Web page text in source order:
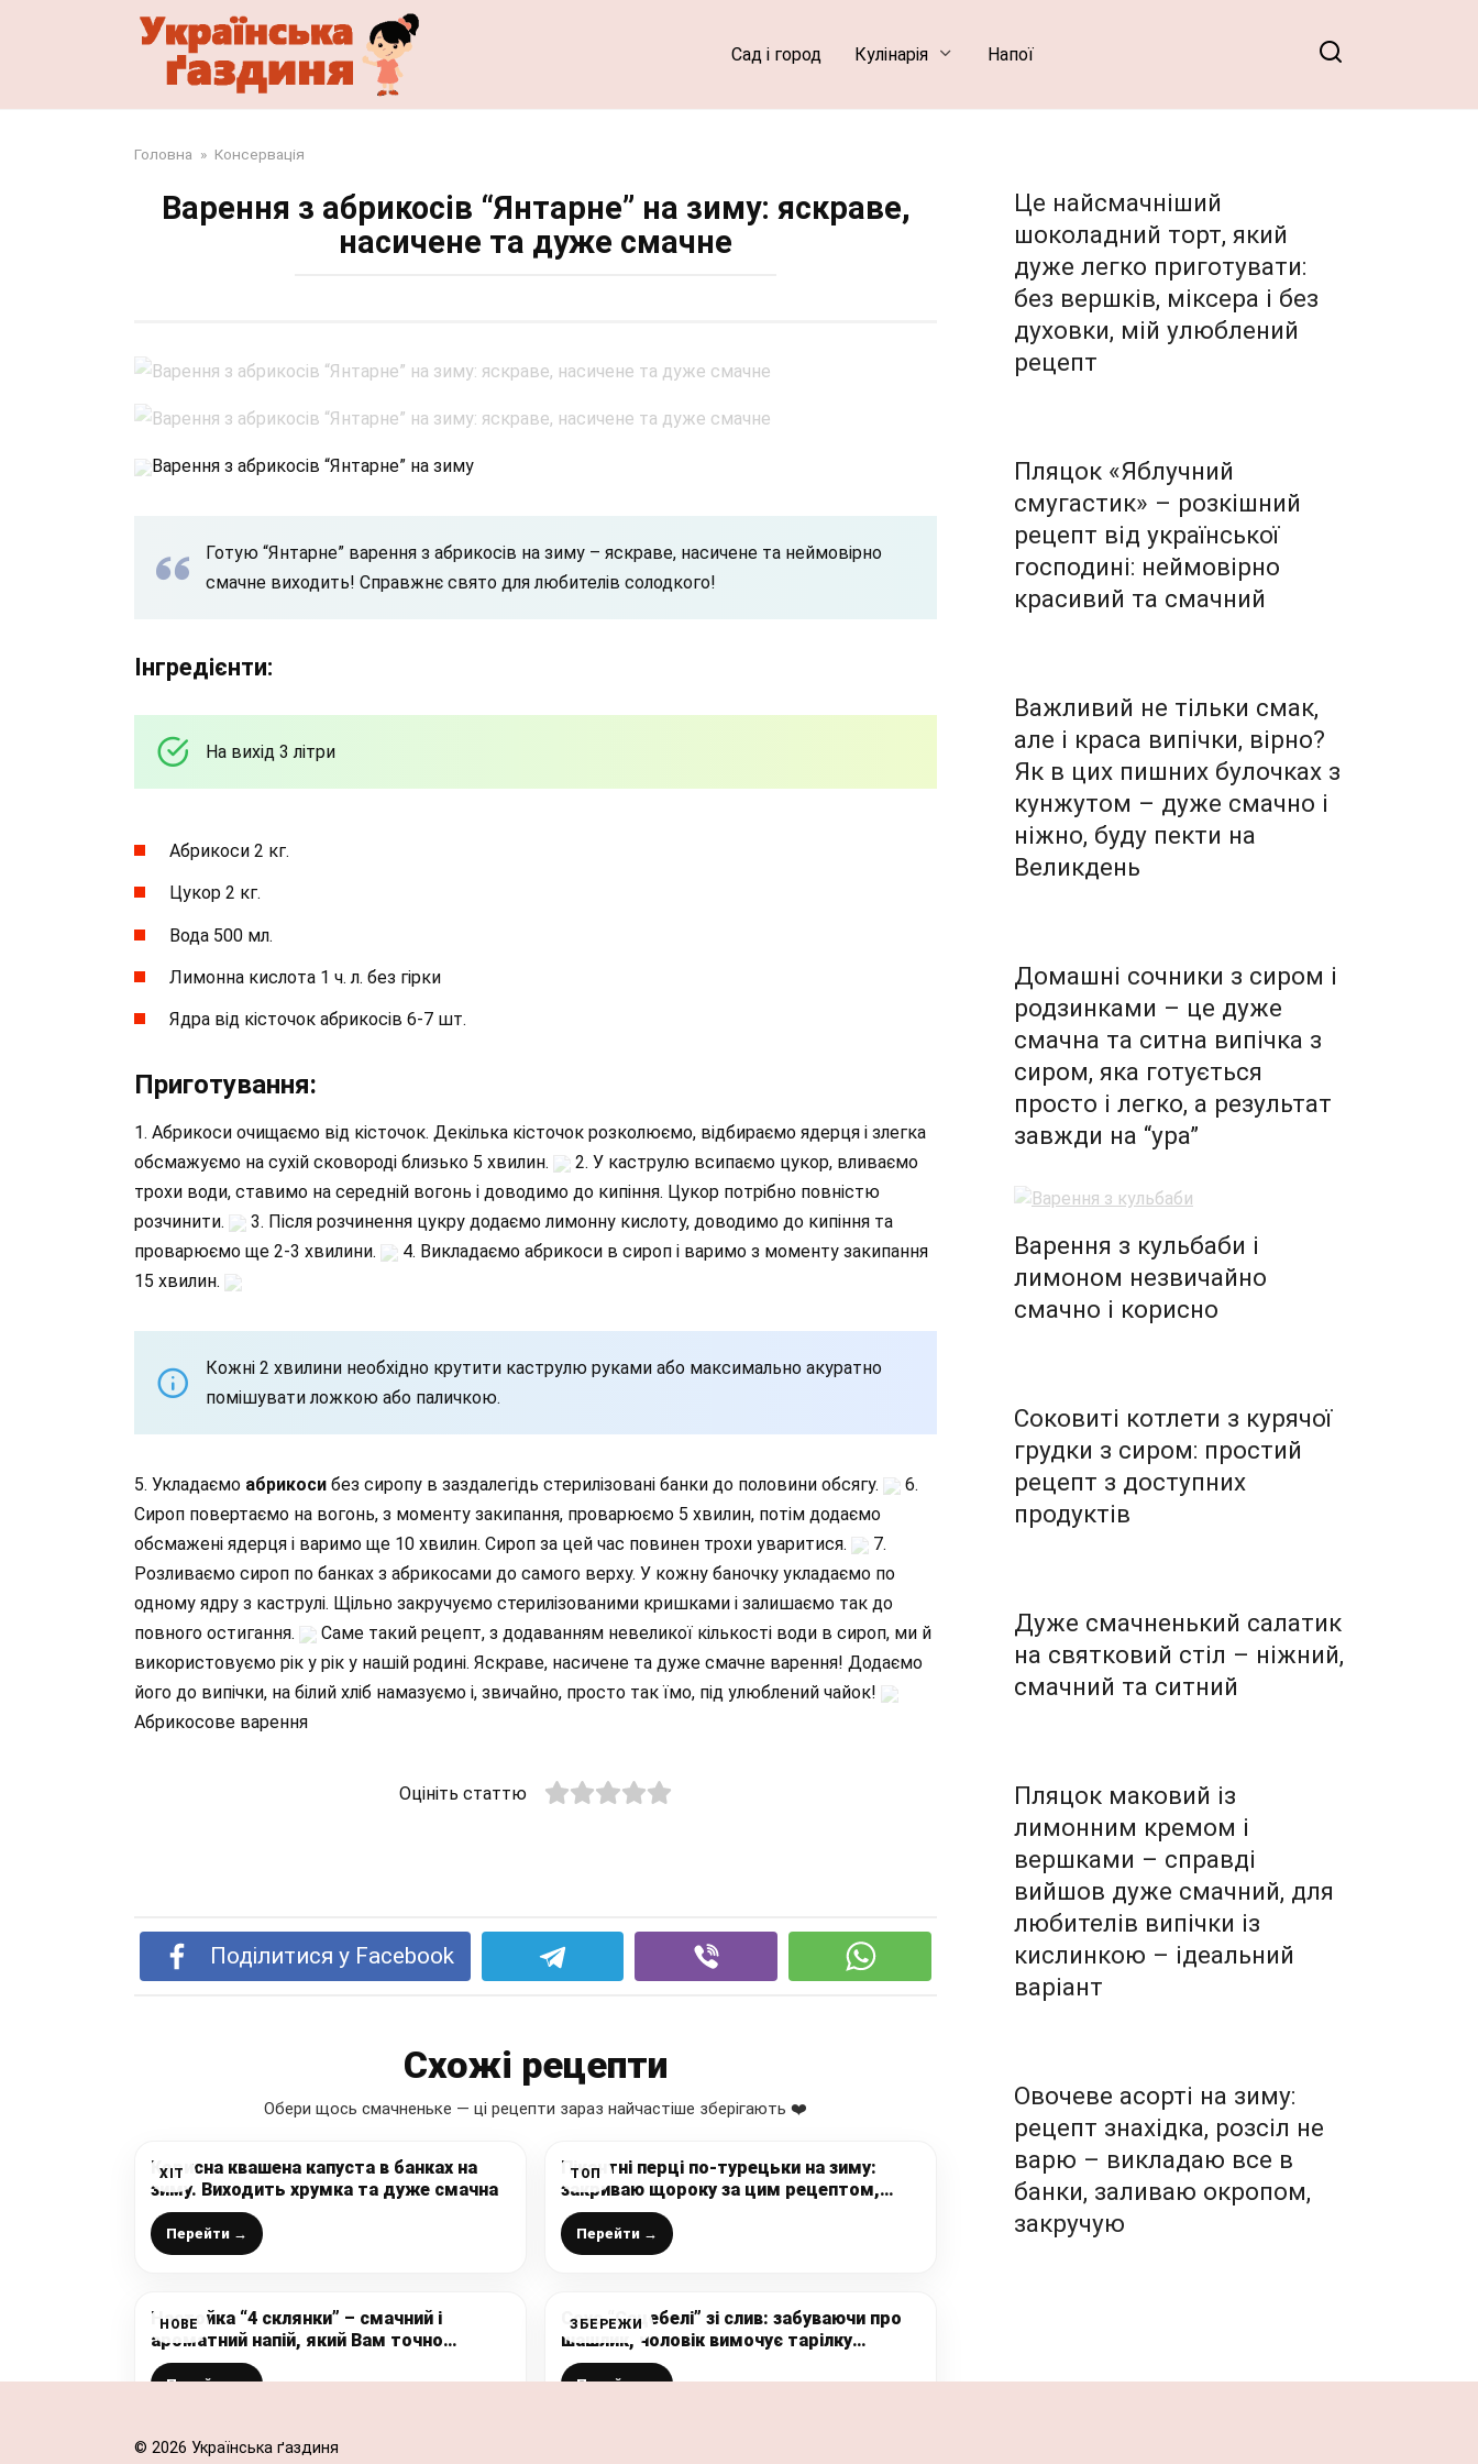
Сад і город Кулінарія Напої
Головна » Консервація
Варення з абрикосів “Янтарне” на зиму: яскраве,
насичене та дуже смачне
Варення з абрикосів “Янтарне” на зиму
Готую “Янтарне” варення з абрикосів на зиму – яскраве, насичене та неймовірно
смачне виходить! Справжнє свято для любителів солодкого!
Інгредієнти:
На вихід 3 літри
Абрикоси 2 кг.
Цукор 2 кг.
Вода 500 мл.
Лимонна кислота 1 ч. л. без гірки
Ядра від кісточок абрикосів 6-7 шт.
Приготування:
1. Абрикоси очищаємо від кісточок. Декілька кісточок розколюємо, відбираємо ядерця і злегка
обсмажуємо на сухій сковороді близько 5 хвилин.
2. У каструлю всипаємо цукор, вливаємо
трохи води, ставимо на середній вогонь і доводимо до кипіння. Цукор потрібно повністю
розчинити.
3. Після розчинення цукру додаємо лимонну кислоту, доводимо до кипіння та
проварюємо ще 2-3 хвилини.
4. Викладаємо абрикоси в сироп і варимо з моменту закипання
15 хвилин.
Кожні 2 хвилини необхідно крутити каструлю руками або максимально акуратно
помішувати ложкою або паличкою.
5. Укладаємо абрикоси без сиропу в заздалегідь стерилізовані банки до половини обсягу.
6.
Сироп повертаємо на вогонь, з моменту закипання, проварюємо 5 хвилин, потім додаємо
обсмажені ядерця і варимо ще 10 хвилин. Сироп за цей час повинен трохи уваритися.
7.
Розливаємо сироп по банках з абрикосами до самого верху. У кожну баночку укладаємо по
одному ядру з каструлі. Щільно закручуємо стерилізованими кришками і залишаємо так до
повного остигання.
Саме такий рецепт, з додаванням невеликої кількості води в сироп, ми й
використовуємо рік у рік у нашій родині. Яскраве, насичене та дуже смачне варення! Додаємо
його до випічки, на білий хліб намазуємо і, звичайно, просто так їмо, під улюблений чайок!
Абрикосове варення
Оцініть статтю
Поділитися у Facebook
Схожі рецепти
Обери щось смачненьке — ці рецепти зараз найчастіше зберігають ❤️
ХІТ
Корисна квашена капуста в банках на
зиму. Виходить хрумка та дуже смачна
Перейти →
ТОП
Пікантні перці по-турецьки на зиму:
закриваю щороку за цим рецептом,
виходить неймовірно смачна заготовка,
яка прикрасить будь-який стіл
Перейти →
НОВЕ
Настойка “4 склянки” – смачний і
ароматний напій, який Вам точно
сподобається
Перейти →
ЗБЕРЕЖИ
Соус “Сацебелі” зі слив: забуваючи про
шашлик, чоловік вимочує тарілку
шматочком лаваша
Перейти →
Це найсмачніший
шоколадний торт, який
дуже легко приготувати:
без вершків, міксера і без
духовки, мій улюблений
рецепт
Пляцок «Яблучний
смугастик» – розкішний
рецепт від української
господині: неймовірно
красивий та смачний
Важливий не тільки смак,
але і краса випічки, вірно?
Як в цих пишних булочках з
кунжутом – дуже смачно і
ніжно, буду пекти на
Великдень
Домашні сочники з сиром і
родзинками – це дуже
смачна та ситна випічка з
сиром, яка готується
просто і легко, а результат
завжди на “ура”
Варення з кульбаби і
лимоном незвичайно
смачно і корисно
Соковиті котлети з курячої
грудки з сиром: простий
рецепт з доступних
продуктів
Дуже смачненький салатик
на святковий стіл – ніжний,
смачний та ситний
Пляцок маковий із
лимонним кремом і
вершками – справді
вийшов дуже смачний, для
любителів випічки із
кислинкою – ідеальний
варіант
Овочеве асорті на зиму:
рецепт знахідка, розсіл не
варю – викладаю все в
банки, заливаю окропом,
закручую
© 2026 Українська ґаздиня